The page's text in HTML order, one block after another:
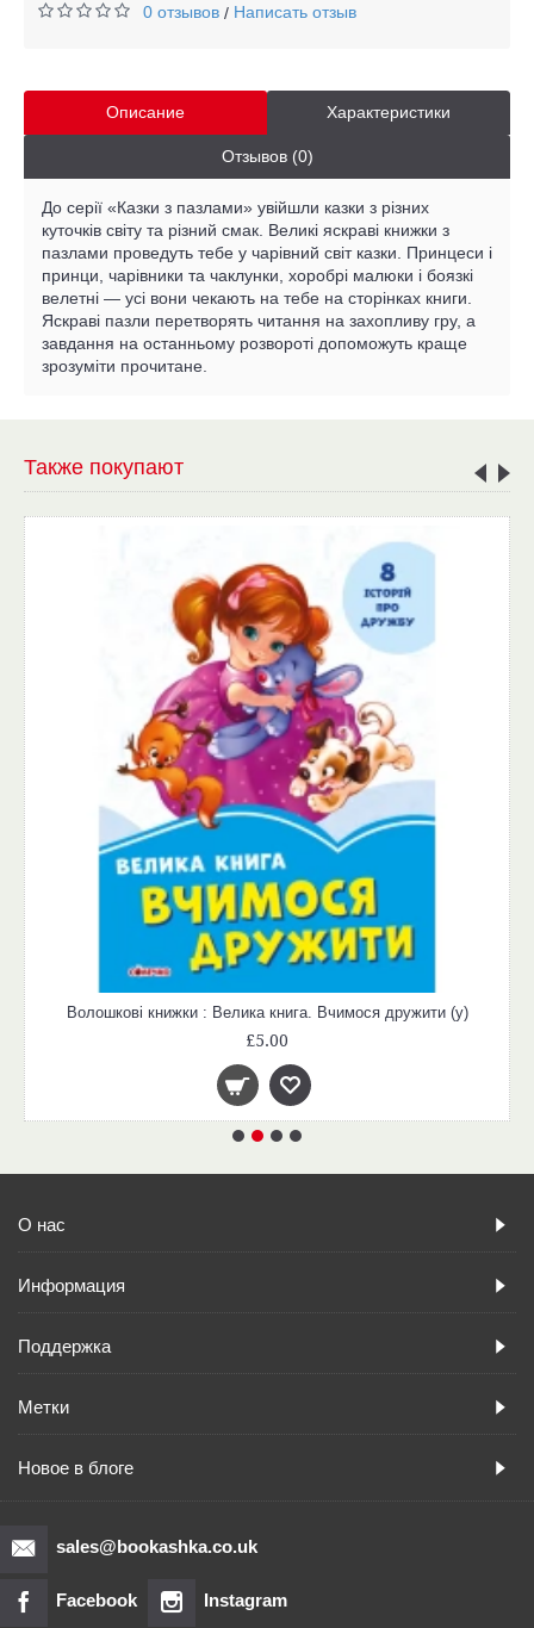
0 отзывов / Написать отзыв
Описание Характеристики
Отзывов (0)
До серії «Казки з пазлами» увійшли казки з різних
куточків світу та різний смак. Великі яскраві книжки з
пазлами проведуть тебе у чарівний світ казки. Принцеси і
принци, чарівники та чаклунки, хоробрі малюки і боязкі
велетні — усі вони чекають на тебе на сторінках книги.
Яскраві пазли перетворять читання на захопливу гру, а
завдання на останньому розвороті допоможуть краще
зрозуміти прочитане.
Также покупают
Волошкові книжки : Велика книга. Вчимося дружити (у)
£5.00
О нас
Информация
Поддержка
Метки
Новое в блоге
sales@bookashka.co.uk
Facebook Instagram